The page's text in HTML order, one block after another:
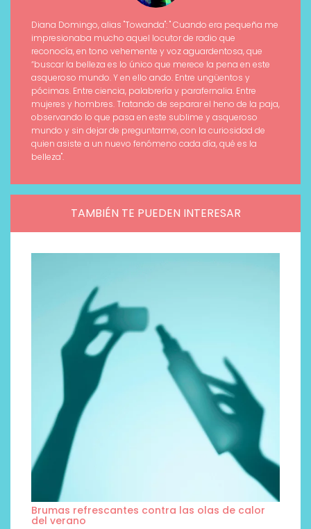
Diana Domingo, alias "Towanda": " Cuando era pequeña me
impresionaba mucho aquel locutor de radio que
reconocía, en tono vehemente y voz aguardentosa, que
“buscar la belleza es lo único que merece la pena en este
asqueroso mundo. Y en ello ando. Entre ungüentos y
pócimas. Entre ciencia, palabrería y parafernalia. Entre
mujeres y hombres. Tratando de separar el heno de la paja,
observando lo que pasa en este sublime y asqueroso
mundo y sin dejar de preguntarme, con la curiosidad de
quien asiste a un nuevo fenómeno cada día, qué es la
belleza".
TAMBIÉN TE PUEDEN INTERESAR
Brumas refrescantes contra las olas de calor
del verano